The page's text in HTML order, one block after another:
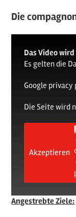
Die
Das Video
Es gelten die
Google privacy
Die Seite wird
Akzeptieren
Angestrebte Ziele: